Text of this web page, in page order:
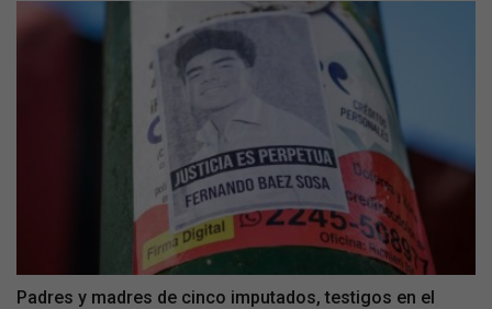
Padres y madres de cinco imputados, testigos en el